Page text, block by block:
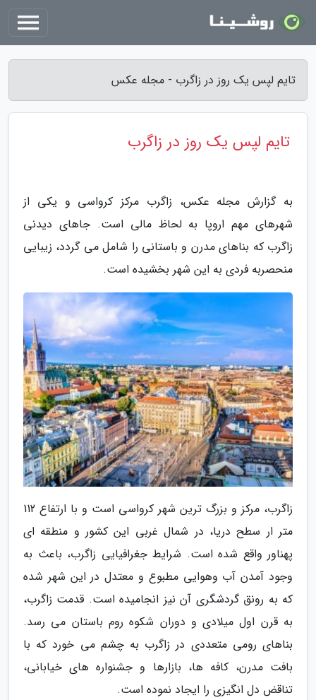
تایم لپس یک روز در زاگرب - مجله عکس
تایم لپس یک روز در زاگرب
به گزارش مجله عکس، زاگرب مرکز کرواسی و یکی از
شهرهای مهم اروپا به لحاظ مالی است. جاهای دیدنی
زاگرب که بناهای مدرن و باستانی را شامل می گردد، زیبایی
منحصربه فردی به این شهر بخشیده است.
زاگرب، مرکز و بزرگ ترین شهر کرواسی است و با ارتفاع 112
متر ار سطح دریا، در شمال غربی این کشور و منطقه ای
پهناور واقع شده است. شرایط جغرافیایی زاگرب، باعث به
وجود آمدن آب وهوایی مطبوع و معتدل در این شهر شده
که به رونق گردشگری آن نیز انجامیده است. قدمت زاگرب،
به قرن اول میلادی و دوران شکوه روم باستان می رسد.
بناهای رومی متعددی در زاگرب به چشم می خورد که با
بافت مدرن، کافه ها، بازارها و جشنواره های خیابانی،
تناقض دل انگیزی را ایجاد نموده است.